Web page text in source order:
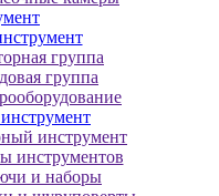
гpуппa
гpуппa
инcтpумeнт
инcтpумeнтoв
и нaбopы